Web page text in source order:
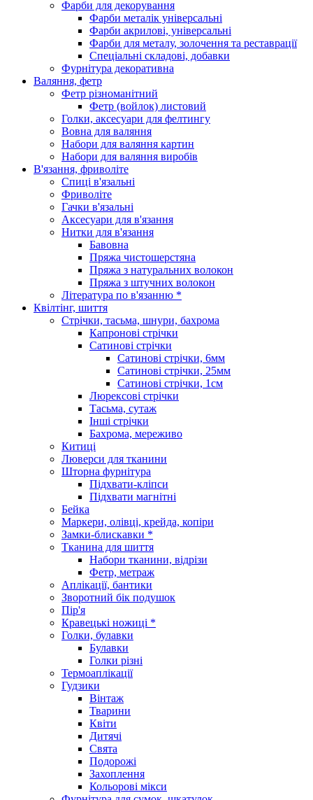
Фарби для декорування
Фарби металік універсальні
Фарби акрилові, універсальні
Фарби для металу, золочення та реставрації
Спеціальні складові, добавки
Фурнітура декоративна
Валяння, фетр
Фетр різноманітний
Фетр (войлок) листовий
Голки, аксесуари для фелтингу
Вовна для валяння
Набори для валяння картин
Набори для валяння виробів
В'язання, фриволіте
Спиці в'язальні
Фриволіте
Гачки в'язальні
Аксесуари для в'язання
Нитки для в'язання
Бавовна
Пряжа чистошерстяна
Пряжа з натуральних волокон
Пряжа з штучних волокон
Література по в'язанню *
Квілтінг, шиття
Стрічки, тасьма, шнури, бахрома
Капронові стрічки
Сатинові стрічки
Сатинові стрічки, 6мм
Сатинові стрічки, 25мм
Сатинові стрічки, 1см
Люрексові стрічки
Тасьма, сутаж
Інші стрічки
Бахрома, мереживо
Китиці
Люверси для тканини
Шторна фурнітура
Підхвати-кліпси
Підхвати магнітні
Бейка
Маркери, олівці, крейда, копіри
Замки-блискавки *
Тканина для шиття
Набори тканини, відрізи
Фетр, метраж
Аплікації, бантики
Зворотний бік подушок
Пір'я
Кравецькі ножиці *
Голки, булавки
Булавки
Голки різні
Термоаплікації
Гудзики
Вінтаж
Тварини
Квіти
Дитячі
Свята
Подорожі
Захоплення
Кольорові мікси